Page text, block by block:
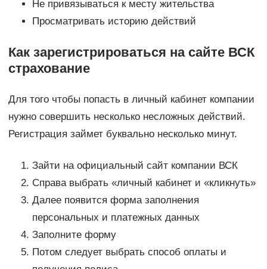
Не привязываться к месту жительства
Просматривать историю действий
Как зарегистрироваться на сайте ВСК
страхование
Для того чтобы попасть в личный кабинет компании
нужно совершить несколько несложных действий.
Регистрация займет буквально несколько минут.
Зайти на официальный сайт компании ВСК
Справа выбрать «личный кабинет и «кликнуть»
Далее появится форма заполнения
персональных и платежных данных
Заполните форму
Потом следует выбрать способ оплаты и